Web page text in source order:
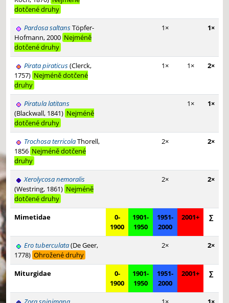
dotčené druhy
Pardosa saltansTöpfer-
Hofmann, 2000 Nejméně
dotčené druhy
1× 1×
Pirata piraticus(Clerck,
1757) Nejméně dotčené
druhy
1× 1× 2×
Piratula latitans
(Blackwall, 1841) Nejméně
dotčené druhy
1× 1×
Trochosa terricolaThorell,
1856 Nejméně dotčené
druhy
2× 2×
Xerolycosa nemoralis
(Westring, 1861) Nejméně
dotčené druhy
2× 2×
Mimetidae
0-
1900
1901-
1950
1951-
2000
2001+ ∑
Ero tuberculata(De Geer,
1778) Ohrožené druhy
2× 2×
Miturgidae
0-
1900
1901-
1950
1951-
2000
2001+ ∑